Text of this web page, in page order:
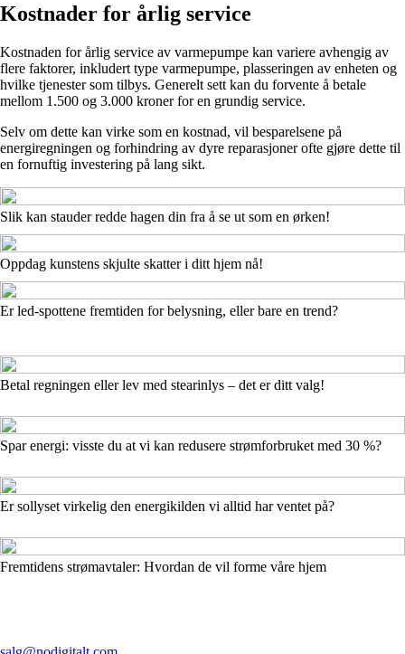
Kostnader for årlig service
Kostnaden for årlig service av varmepumpe kan variere avhengig av
flere faktorer, inkludert type varmepumpe, plasseringen av enheten og
hvilke tjenester som tilbys. Generelt sett kan du forvente å betale
mellom 1.500 og 3.000 kroner for en grundig service.
Selv om dette kan virke som en kostnad, vil besparelsene på
energiregningen og forhindring av dyre reparasjoner ofte gjøre dette til
en fornuftig investering på lang sikt.
Slik kan stauder redde hagen din fra å se ut som en ørken!
Oppdag kunstens skjulte skatter i ditt hjem nå!
Er led-spottene fremtiden for belysning, eller bare en trend?
Betal regningen eller lev med stearinlys – det er ditt valg!
Spar energi: visste du at vi kan redusere strømforbruket med 30 %?
Er sollyset virkelig den energikilden vi alltid har ventet på?
Fremtidens strømavtaler: Hvordan de vil forme våre hjem